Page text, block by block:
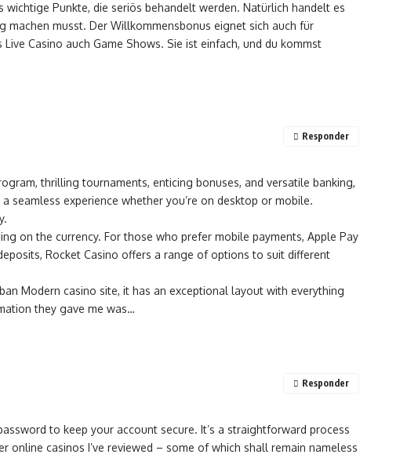
wichtige Punkte, die seriös behandelt werden. Natürlich handelt es
machen musst. Der Willkommensbonus eignet sich auch für
Casino auch Game Shows. Sie ist einfach, und du kommst
thrilling tournaments, enticing bonuses, and versatile banking,
seamless experience whether you’re on desktop or mobile.
on the currency. For those who prefer mobile payments, Apple Pay
Rocket Casino offers a range of options to suit different
Modern casino site, it has an exceptional layout with everything
they gave me was…
Responder
to keep your account secure. It’s a straightforward process
casinos I’ve reviewed – some of which shall remain nameless
Responder